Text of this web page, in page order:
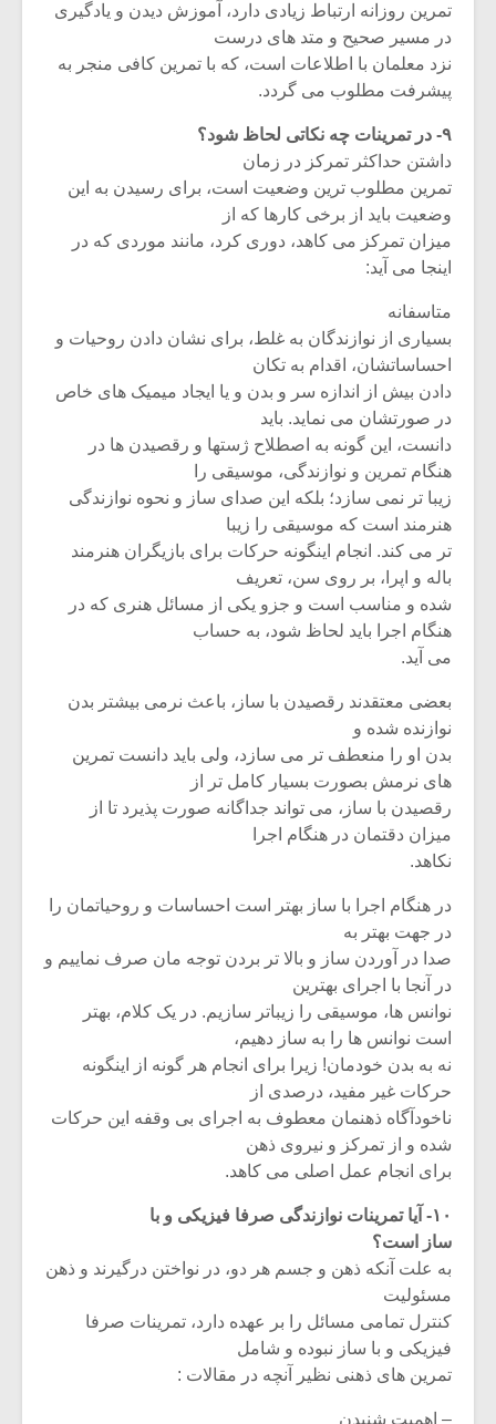
تمرین روزانه ارتباط زیادی دارد، آموزش دیدن و یادگیری
در مسیر صحیح و متد های درست
نزد معلمان با اطلاعات است، که با تمرین کافی منجر به
پیشرفت مطلوب می گردد.
۹- در تمرینات چه نکاتی لحاظ شود؟
داشتن حداکثر تمرکز در زمان
تمرین مطلوب ترین وضعیت است، برای رسیدن به این
وضعیت باید از برخی کارها که از
میزان تمرکز می کاهد، دوری کرد، مانند موردی که در
اینجا می آید:
متاسفانه
بسیاری از نوازندگان به غلط، برای نشان دادن روحیات و
احساساتشان، اقدام به تکان
دادن بیش از اندازه سر و بدن و یا ایجاد میمیک های خاص
در صورتشان می نماید. باید
دانست، این گونه به اصطلاح ژستها و رقصیدن ها در
هنگام تمرین و نوازندگی، موسیقی را
زیبا تر نمی سازد؛ بلکه این صدای ساز و نحوه نوازندگی
هنرمند است که موسیقی را زیبا
تر می کند. انجام اینگونه حرکات برای بازیگران هنرمند
باله و اپرا، بر روی سن، تعریف
شده و مناسب است و جزو یکی از مسائل هنری که در
هنگام اجرا باید لحاظ شود، به حساب
می آید.
بعضی معتقدند رقصیدن با ساز، باعث نرمی بیشتر بدن
نوازنده شده و
بدن او را منعطف تر می سازد، ولی باید دانست تمرین
های نرمش بصورت بسیار کامل تر از
رقصیدن با ساز، می تواند جداگانه صورت پذیرد تا از
میزان دقتمان در هنگام اجرا
نکاهد.
در هنگام اجرا با ساز بهتر است احساسات و روحیاتمان را
در جهت بهتر به
صدا در آوردن ساز و بالا تر بردن توجه مان صرف نماییم و
در آنجا با اجرای بهترین
نوانس ها، موسیقی را زیباتر سازیم. در یک کلام، بهتر
است نوانس ها را به ساز دهیم،
نه به بدن خودمان! زیرا برای انجام هر گونه از اینگونه
حرکات غیر مفید، درصدی از
ناخودآگاه ذهنمان معطوف به اجرای بی وقفه این حرکات
شده و از تمرکز و نیروی ذهن
برای انجام عمل اصلی می کاهد.
۱۰- آیا تمرینات نوازندگی صرفا فیزیکی و با
ساز است؟
به علت آنکه ذهن و جسم هر دو، در نواختن درگیرند و ذهن
مسئولیت
کنترل تمامی مسائل را بر عهده دارد، تمرینات صرفا
فیزیکی و با ساز نبوده و شامل
تمرین های ذهنی نظیر آنچه در مقالات :
– اهمیت شنیدن